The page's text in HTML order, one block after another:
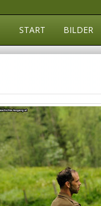
START BILDER